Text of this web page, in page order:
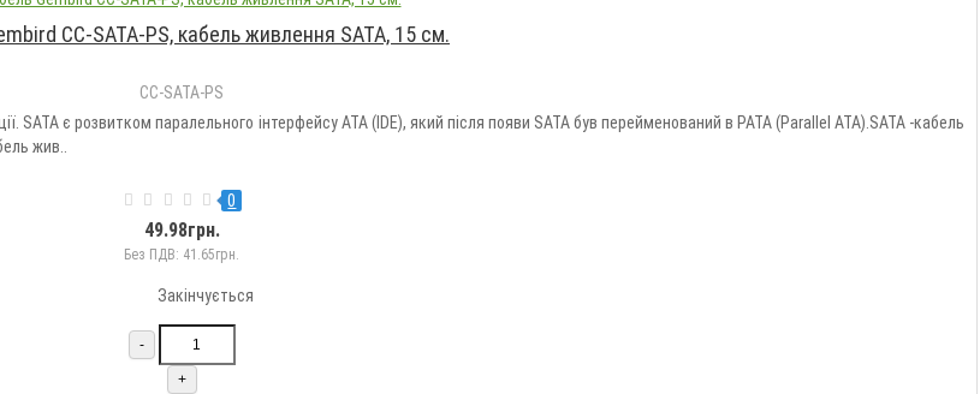
CC-SATA-PS, кабель живлення SATA, 15 см.
CC-SATA-PS
SATA є розвитком паралельного інтерфейсу ATA (IDE), який після появи SATA був перейменований в PATA (Parallel ATA).SATA -кабель
жив..
0
49.98грн.
Без ПДВ: 41.65грн.
Закінчується
-
+